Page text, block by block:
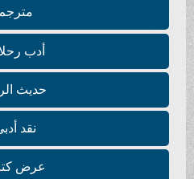
مترجم
أدب رحلات
حديث الروح
نقد أدبي
عرض كتاب